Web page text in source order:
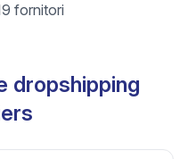
fornitori
dropshipping